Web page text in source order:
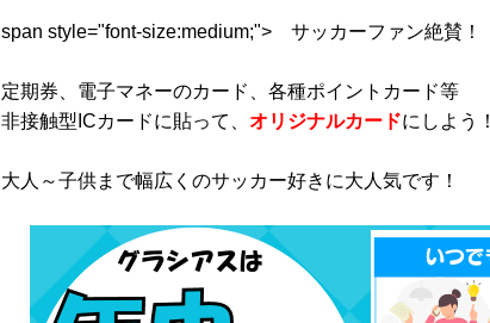
span style="font-size:medium;"> サッカーファン絶賛！
定期券、電子マネーのカード、各種ポイントカード等
非接触型ICカードに貼って、 オリジナルカードにしよう！
大人～子供まで幅広くのサッカー好きに大人気です！